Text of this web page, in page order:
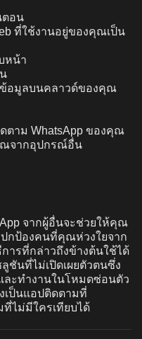
ตอน
ที่ใช้งานอยู่ของคุณเป็น
หน้า
ข้อมูลบนคลาวด์ของคุณ
ตาม WhatsApp ของคุณ
ณจากอุปกรณ์อื่น
จากผู้อื่นจะช่วยให้คุณ
กป้องคนที่คุณห่วงใยจาก
ารที่กล่าวถึงข้างต้นใช้ได้
ชันที่ไม่เปิดเผยตัวตนซึ่ง
ะทำงานในโหมดซ่อนตัว
เป็นแอปติดตามที่
ไม่มีใครเทียบได้